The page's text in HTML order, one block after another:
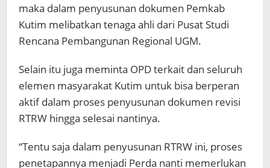
maka dalam penyusunan dokumen Pemkab
Kutim melibatkan tenaga ahli dari Pusat Studi
Rencana Pembangunan Regional UGM.
Selain itu juga meminta OPD terkait dan seluruh
elemen masyarakat Kutim untuk bisa berperan
aktif dalam proses penyusunan dokumen revisi
RTRW hingga selesai nantinya.
“Tentu saja dalam penyusunan RTRW ini, proses
penetapannya menjadi Perda nanti memerlukan